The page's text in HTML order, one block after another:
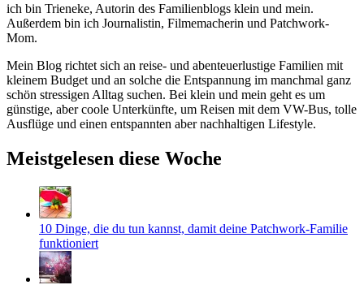
ich bin Trieneke, Autorin des Familienblogs klein und mein.
Außerdem bin ich Journalistin, Filmemacherin und Patchwork-
Mom.
Mein Blog richtet sich an reise- und abenteuerlustige Familien mit
kleinem Budget und an solche die Entspannung im manchmal ganz
schön stressigen Alltag suchen. Bei klein und mein geht es um
günstige, aber coole Unterkünfte, um Reisen mit dem VW-Bus, tolle
Ausflüge und einen entspannten aber nachhaltigen Lifestyle.
Meistgelesen diese Woche
10 Dinge, die du tun kannst, damit deine Patchwork-Familie
funktioniert